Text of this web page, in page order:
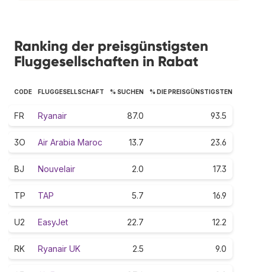
Ranking der preisgünstigsten
Fluggesellschaften in Rabat
CODE FLUGGESELLSCHAFT % SUCHEN % DIE PREISGÜNSTIGSTEN
FR Ryanair 87.0 93.5
3O Air Arabia Maroc 13.7 23.6
BJ Nouvelair 2.0 17.3
TP TAP 5.7 16.9
U2 EasyJet 22.7 12.2
RK Ryanair UK 2.5 9.0